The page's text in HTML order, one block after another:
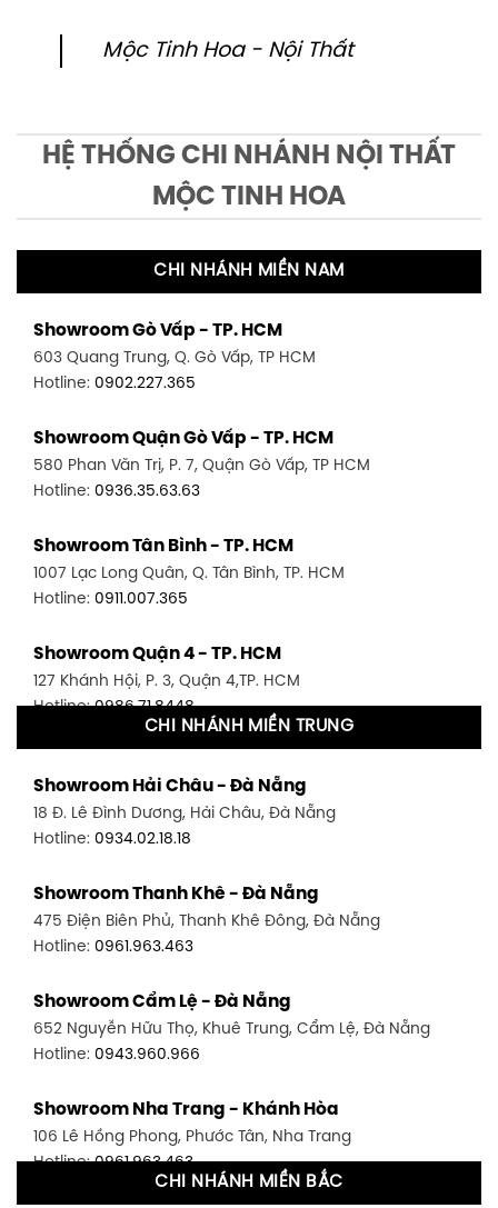
Mộc Tinh Hoa - Nội Thất
HỆ THỐNG CHI NHÁNH NỘI THẤT
MỘC TINH HOA
CHI NHÁNH MIỀN NAM
Showroom Gò Vấp - TP. HCM
603 Quang Trung, Q. Gò Vấp, TP HCM
Hotline: 0902.227.365
Showroom Quận Gò Vấp - TP. HCM
580 Phan Văn Trị, P. 7, Quận Gò Vấp, TP HCM
Hotline: 0936.35.63.63
Showroom Tân Bình - TP. HCM
1007 Lạc Long Quân, Q. Tân Bình, TP. HCM
Hotline: 0911.007.365
Showroom Quận 4 - TP. HCM
127 Khánh Hội, P. 3, Quận 4,TP. HCM
Hotline:0986.71.8448
1411 Đường 3/2, P. 16, Quận 11, TP. HCM
Hotline:0906.256.759
1448 Huỳnh Tấn Phát, Phú Thuận, Quận 7, TP HCM
Hotline:0946.480.580
348 Đ. Bạch Đằng, P. 14, Bình Thạnh, TP HCM
Hotline:0902.716.230
591 Hoàng Văn Thụ, P. 4, Tân Bình, TP HCM
Hotline:0906.256.759
CHI NHÁNH MIỀN TRUNG
Showroom Hải Châu - Đà Nẵng
18 Đ. Lê Đình Dương, Hải Châu, Đà Nẵng
Hotline: 0934.02.18.18
Showroom Thanh Khê - Đà Nẵng
475 Điện Biên Phủ, Thanh Khê Đông, Đà Nẵng
Hotline: 0961.963.463
Showroom Cẩm Lệ - Đà Nẵng
652 Nguyễn Hữu Thọ, Khuê Trung, Cẩm Lệ, Đà Nẵng
Hotline: 0943.960.966
Showroom Nha Trang - Khánh Hòa
106 Lê Hồng Phong, Phước Tân, Nha Trang
Hotline:0961.963.463
CHI NHÁNH MIỀN BẮC